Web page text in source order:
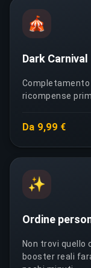
🎪
Dark Carnival
ricompense
Da 9,99 €
✨
Ordine
Non trovi quello
booster reali